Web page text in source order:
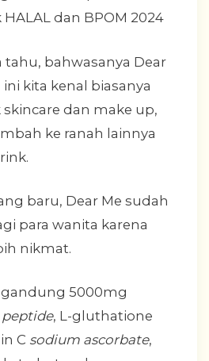
tahu, bahwasanya Dear
kita kenal biasanya
dan make up,
ke ranah lainnya
baru, Dear Me sudah
para wanita karena
nikmat.
5000mg
, L-gluthatione
C sodium ascorbate,